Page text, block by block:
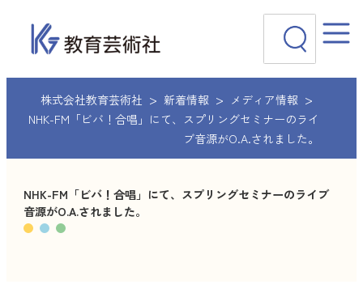
キ
株式会社教育芸術社 新着情報
メディア情報
NHK-FM「ビバ！合唱」にて、スプリングセミナーのライ
ブ音源がO.A.されました。
NHK-FM「ビバ！合唱」にて、スプリングセミナーのライブ
音源がO.A.されました。